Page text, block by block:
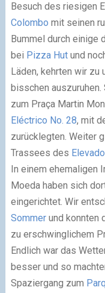
Besuch des riesigen
Colombo mit seinen
Bummel durch einige
bei Pizza Hutund
Läden, kehrten wir zu
bisschen
zum Praça Martin
Eléctrico No. 28, mit
zurücklegten. Weiter
Trassees des
In einem ehemaligen
Moeda haben sich
eingerichtet. Wir
Sommerund konnten
zu erschwinglichem
Endlich war das
besser und so
Spaziergang zum